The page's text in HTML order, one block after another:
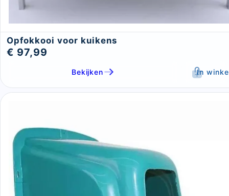
Opfokkooi voor kuikens
€ 97,99
Bekijken In